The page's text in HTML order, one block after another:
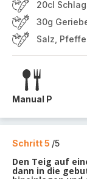
20cl
30g
Salz,
Manual P
Schritt 5 /5
Den Teig auf
dann in die